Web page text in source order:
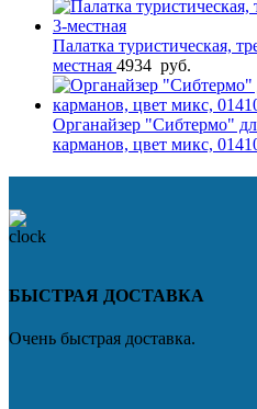
Палатка туристическая,
местная 4934 руб.
Органайзер "Сибтермо"
карманов, цвет микс,
БЫСТРАЯ ДОСТАВКА
Очень быстрая доставка.